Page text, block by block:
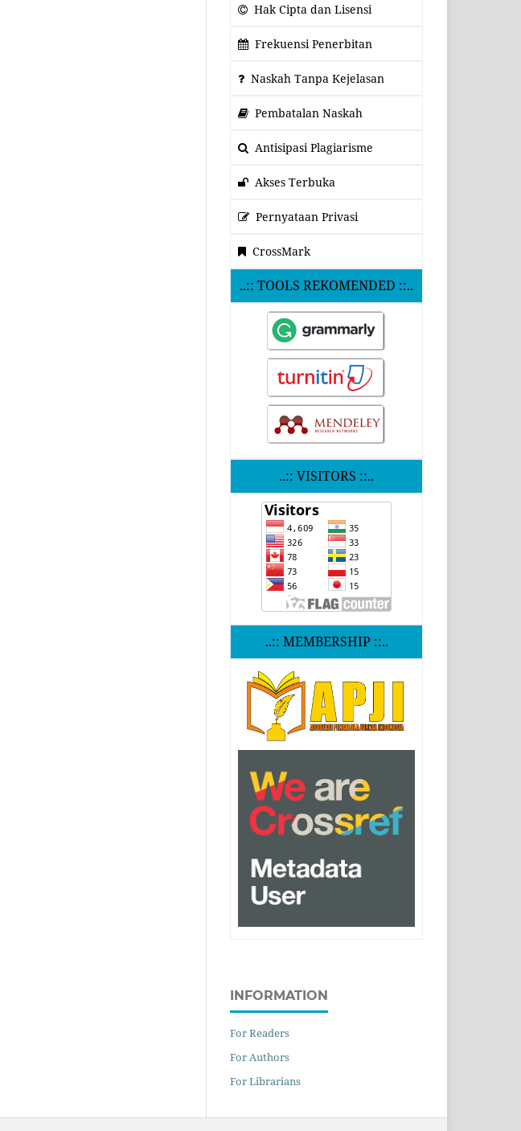
Hak Cipta dan Lisensi
Frekuensi Penerbitan
Naskah Tanpa Kejelasan
Pembatalan Naskah
Antisipasi Plagiarisme
Akses Terbuka
Pernyataan Privasi
CrossMark
..:: TOOLS REKOMENDED ::..
..:: VISITORS ::..
..:: MEMBERSHIP ::..
INFORMATION
For Readers
For Authors
For Librarians